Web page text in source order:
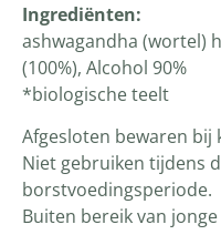
Ingrediënten:
ashwagandha (wortel)
(100%), Alcohol 90%
*biologische teelt
Afgesloten bewaren
Niet gebruiken tijdens
borstvoedingsperiode.
Buiten bereik van